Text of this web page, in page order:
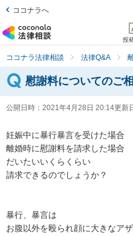
ココナラへ
投
ココナラ法律相談 法律Q&A
慰謝料についてのご相
公開日時： 2021年4月28日 20:14更新
妊娠中に暴行暴言を受けた場合
離婚時に慰謝料を請求した場合
だいたいいくらくらい
請求できるのでしょうか？
暴行、暴言は
お腹以外を殴られ顔に大きなアザ